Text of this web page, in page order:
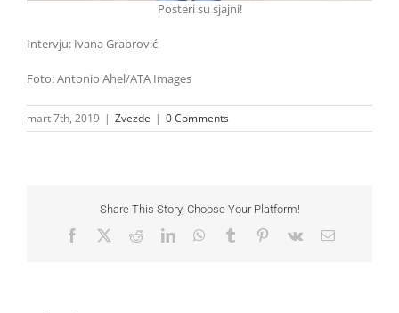
Posteri su sjajni!
Intervju: Ivana Grabrović
Foto: Antonio Ahel/ATA Images
mart 7th, 2019 | Zvezde | 0 Comments
Share This Story, Choose Your Platform!
Facebook RedditLinkedInWhatsApp
Tumblr Pinterest
Vk Email